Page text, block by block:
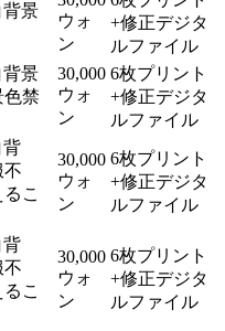
背景
ウォ
ン
+修正デジタ
ルファイル
背景
色禁
30,000
ウォ
ン
6枚プリント
+修正デジタ
ルファイル
背
不
こ
30,000
ウォ
ン
6枚プリント
+修正デジタ
ルファイル
背
不
こ
30,000
ウォ
ン
6枚プリント
+修正デジタ
ルファイル